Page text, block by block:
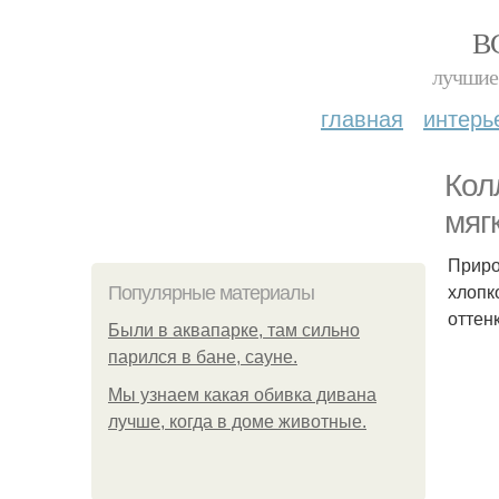
лучшие
главная
Популярные материалы
Были в аквапарке, там сильно
парился в бане, сауне.
Мы узнаем какая обивка дивана
лучше, когда в доме животные.